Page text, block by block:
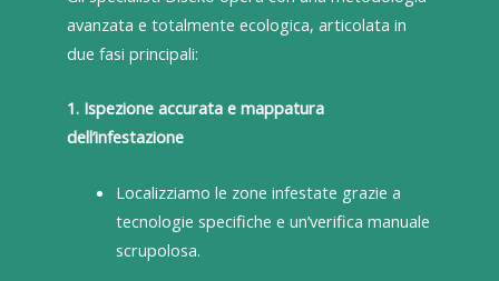
avanzata e totalmente ecologica, articolata in
due fasi principali:
1. Ispezione accurata e mappatura
dell’infestazione
Localizziamo le zone infestate grazie a
tecnologie specifiche e un’verifica manuale
scrupolosa.